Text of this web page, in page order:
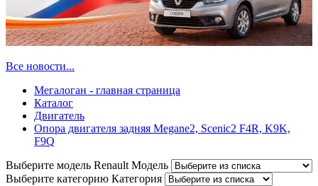
Все новости...
Мегалоган - главная страница
Каталог
Двигатель
Опора двигателя задняя Megane2, Scenic2 F4R, K9K,
F9Q
Выберите модель Renault Модель
Выберите категорию Категория